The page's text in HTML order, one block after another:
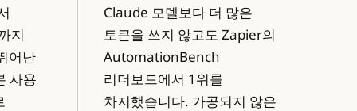
지
어난
사용
Claude 모델보다 더 많은
토큰을 쓰지 않고도 Zapier의
AutomationBench
리더보드에서 1위를
차지했습니다. 가공되지 않은